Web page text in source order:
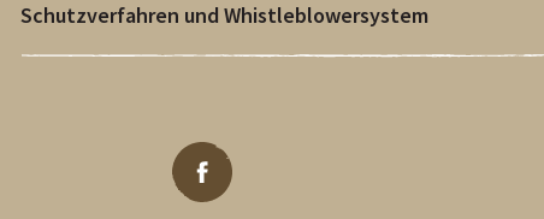
Schutzverfahren und Whistleblowersystem